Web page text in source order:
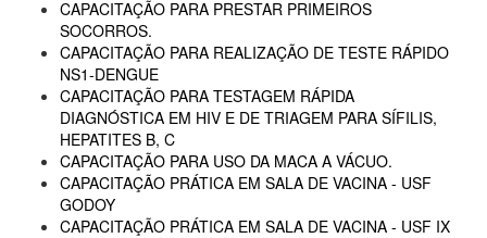
CAPACITAÇÃO PARA PRESTAR PRIMEIROS
SOCORROS.
CAPACITAÇÃO PARA REALIZAÇÃO DE TESTE RÁPIDO
NS1-DENGUE
CAPACITAÇÃO PARA TESTAGEM RÁPIDA
DIAGNÓSTICA EM HIV E DE TRIAGEM PARA SÍFILIS,
HEPATITES B, C
CAPACITAÇÃO PARA USO DA MACA A VÁCUO.
CAPACITAÇÃO PRÁTICA EM SALA DE VACINA - USF
GODOY
CAPACITAÇÃO PRÁTICA EM SALA DE VACINA - USF IX